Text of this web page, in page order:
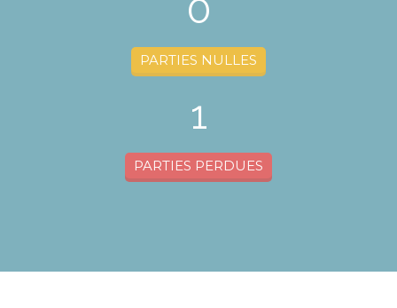
PARTIES NULLES
1
PARTIES PERDUES